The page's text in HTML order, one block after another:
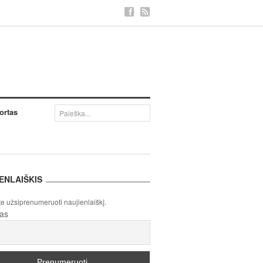
užsiprenumeruoti naujienlaiškį.